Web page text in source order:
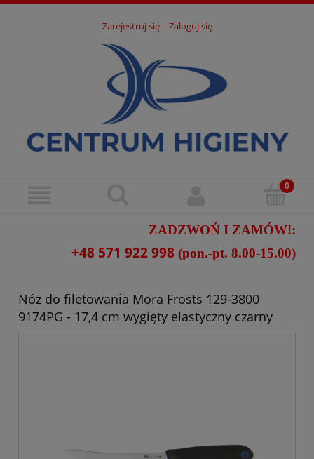
Zarejestruj się Zaloguj się
ZADZWOŃ I ZAMÓW!:
+48 571 922 998 (pon.-pt. 8.00-15.00)
Nóż do filetowania Mora Frosts 129-3800
9174PG - 17,4 cm wygięty elastyczny czarny